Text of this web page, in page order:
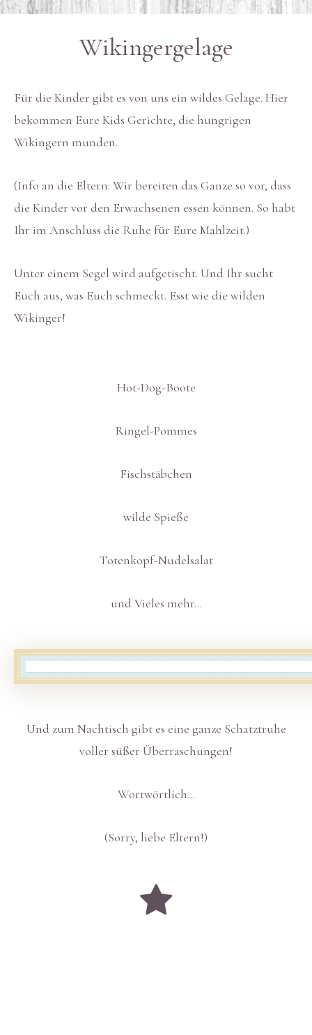
Wikingergelage
Für die Kinder gibt es von uns ein wildes Gelage. Hier
bekommen Eure Kids Gerichte, die hungrigen
Wikingern munden.
(Info an die Eltern: Wir bereiten das Ganze so vor, dass
die Kinder vor den Erwachsenen essen können. So habt
Ihr im Anschluss die Ruhe für Eure Mahlzeit.)
Unter einem Segel wird aufgetischt. Und Ihr sucht
Euch aus, was Euch schmeckt. Esst wie die wilden
Wikinger!
Hot-Dog-Boote
Ringel-Pommes
Fischstäbchen
wilde Spieße
Totenkopf-Nudelsalat
und Vieles mehr…
Und zum Nachtisch gibt es eine ganze Schatztruhe
voller süßer Überraschungen!
Wortwörtlich…
(Sorry, liebe Eltern!)